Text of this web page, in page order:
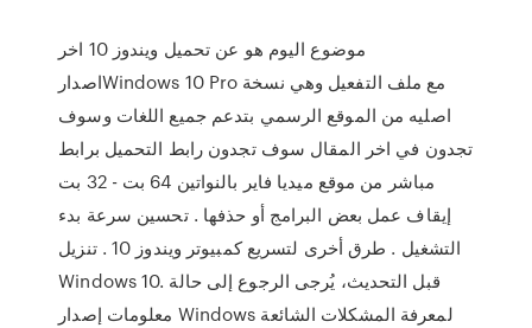
موضوع اليوم هو عن تحميل ويندوز 10 اخر
اصدارWindows 10 Pro مع ملف التفعيل وهي نسخة
اصليه من الموقع الرسمي بتدعم جميع اللغات وسوف
تجدون في اخر المقال سوف تجدون رابط التحميل برابط
مباشر من موقع ميديا فاير بالنواتين 64 بت - 32 بت
إيقاف عمل بعض البرامج أو حذفها . تحسين سرعة بدء
التشغيل . طرق أخرى لتسريع كمبيوتر ويندوز 10 . تنزيل
Windows 10. قبل التحديث، يُرجى الرجوع إلى حالة
معلومات إصدار Windows لمعرفة المشكلات الشائعة